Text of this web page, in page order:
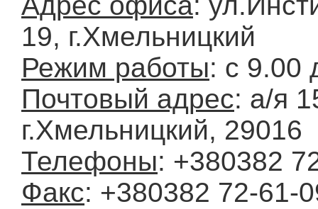
19, г.Хмельницкий
Режим работы: с 9.00
Почтовый адрес: а/я
г.Хмельницкий, 29016
Телефоны: +380382
Факс: +380382 72-61-